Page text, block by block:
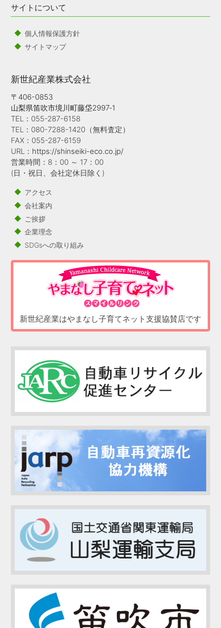
サイトについて
個人情報保護方針
サイトマップ
新世紀産業株式会社
〒406-0853
山梨県笛吹市境川町藤垈2997‐1
TEL：055-287-6158
TEL：080-7288-1420（無料査定）
FAX：055-287-6159
URL： https://shinseiki-eco.co.jp/
営業時間：8：00 ～ 17：00
(日・祝日、会社定休日除く)
アクセス
会社案内
ご挨拶
企業理念
SDGsへの取り組み
新世紀産業はやまなし子育てネット支援協賛店です